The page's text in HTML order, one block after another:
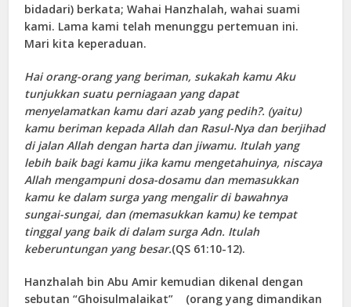
bidadari) berkata; Wahai Hanzhalah, wahai suami
kami. Lama kami telah menunggu pertemuan ini.
Mari kita keperaduan.
Hai orang-orang yang beriman, sukakah kamu Aku
tunjukkan suatu perniagaan yang dapat
menyelamatkan kamu dari azab yang pedih?. (yaitu)
kamu beriman kepada Allah dan Rasul-Nya dan berjihad
di jalan Allah dengan harta dan jiwamu. Itulah yang
lebih baik bagi kamu jika kamu mengetahuinya, niscaya
Allah mengampuni dosa-dosamu dan memasukkan
kamu ke dalam surga yang mengalir di bawahnya
sungai-sungai, dan (memasukkan kamu) ke tempat
tinggal yang baik di dalam surga Adn. Itulah
keberuntungan yang besar.(QS 61:10-12).
Hanzhalah bin Abu Amir kemudian dikenal dengan
sebutan “Ghoisulmalaikat” (orang yang dimandikan